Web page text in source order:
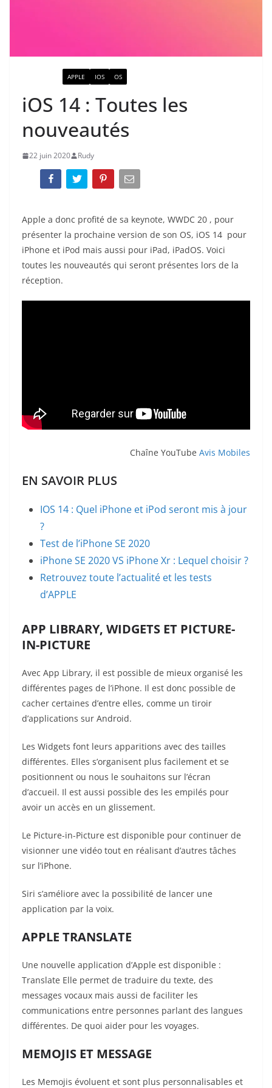
APPLE IOS OS
iOS 14 : Toutes les
nouveautés
22 juin 2020 Rudy
Apple a donc profité de sa keynote, WWDC 20 , pour
présenter la prochaine version de son OS, iOS 14 pour
iPhone et iPod mais aussi pour iPad, iPadOS. Voici
toutes les nouveautés qui seront présentes lors de la
réception.
Chaîne YouTube Avis Mobiles
EN SAVOIR PLUS
IOS 14 : Quel iPhone et iPod seront mis à jour
?
Test de l’iPhone SE 2020
iPhone SE 2020 VS iPhone Xr : Lequel choisir ?
Retrouvez toute l’actualité et les tests
d’APPLE
APP LIBRARY, WIDGETS ET PICTURE-
IN-PICTURE
Avec App Library, il est possible de mieux organisé les
différentes pages de l’iPhone. Il est donc possible de
cacher certaines d’entre elles, comme un tiroir
d’applications sur Android.
Les Widgets font leurs apparitions avec des tailles
différentes. Elles s’organisent plus facilement et se
positionnent ou nous le souhaitons sur l’écran
d’accueil. Il est aussi possible des les empilés pour
avoir un accès en un glissement.
Le Picture-in-Picture est disponible pour continuer de
visionner une vidéo tout en réalisant d’autres tâches
sur l’iPhone.
Siri s’améliore avec la possibilité de lancer une
application par la voix.
APPLE TRANSLATE
Une nouvelle application d’Apple est disponible :
Translate Elle permet de traduire du texte, des
messages vocaux mais aussi de faciliter les
communications entre personnes parlant des langues
différentes. De quoi aider pour les voyages.
MEMOJIS ET MESSAGE
Les Memojis évoluent et sont plus personnalisables et